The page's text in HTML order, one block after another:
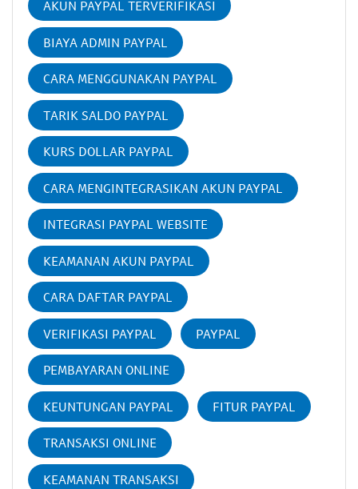
AKUN PAYPAL TERVERIFIKASI
BIAYA ADMIN PAYPAL
CARA MENGGUNAKAN PAYPAL
TARIK SALDO PAYPAL
KURS DOLLAR PAYPAL
CARA MENGINTEGRASIKAN AKUN PAYPAL
INTEGRASI PAYPAL WEBSITE
KEAMANAN AKUN PAYPAL
CARA DAFTAR PAYPAL
VERIFIKASI PAYPAL PAYPAL
PEMBAYARAN ONLINE
KEUNTUNGAN PAYPAL FITUR PAYPAL
TRANSAKSI ONLINE
KEAMANAN TRANSAKSI